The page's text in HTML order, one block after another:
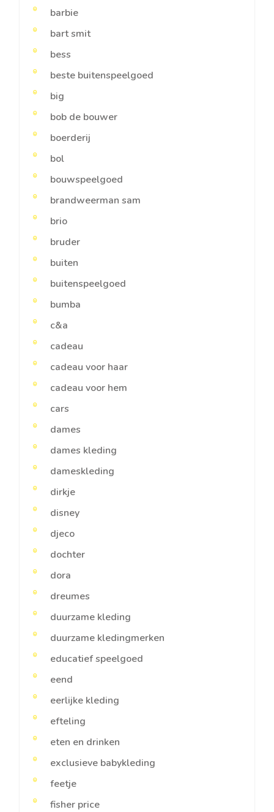
barbie
bart smit
bess
beste buitenspeelgoed
big
bob de bouwer
boerderij
bol
bouwspeelgoed
brandweerman sam
brio
bruder
buiten
buitenspeelgoed
bumba
c&a
cadeau
cadeau voor haar
cadeau voor hem
cars
dames
dames kleding
dameskleding
dirkje
disney
djeco
dochter
dora
dreumes
duurzame kleding
duurzame kledingmerken
educatief speelgoed
eend
eerlijke kleding
efteling
eten en drinken
exclusieve babykleding
feetje
fisher price